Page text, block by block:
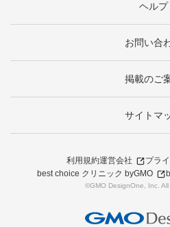
ヘルプ
お問い合
掲載のご
サイトマ
利用規約運営会社
プラ
best choice クリニック byGMO
©GMO DesignOne, Inc. All